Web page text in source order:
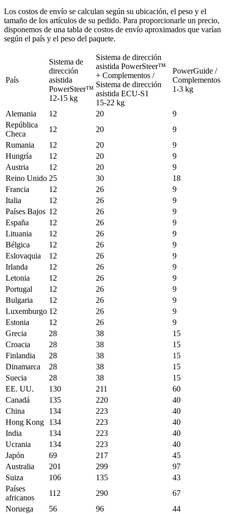
Los costos de envío se calculan según su ubicación, el peso y el
tamaño de los artículos de su pedido. Para proporcionarle un precio,
disponemos de una tabla de costos de envío aproximados que varían
según el país y el peso del paquete.
País
Sistema de
dirección
asistida
PowerSteer™
12-15 kg
Sistema de dirección
asistida PowerSteer™
+ Complementos /
Sistema de dirección
asistida ECU-S1
15-22 kg
PowerGuide /
Complementos
1-3 kg
Alemania 12 20
9
República
Checa
12 20
9
Rumania
12 20
9
Hungría
12 20
9
Austria
12 20
9
Reino Unido 25 30
18
Francia
12 26
9
Italia
12 26
9
Países Bajos 12 26
9
España
12 26
9
Lituania
12 26
9
Bélgica
12 26
9
Eslovaquia
12 26
9
Irlanda
12 26
9
Letonia
12 26
9
Portugal
12 26
9
Bulgaria
12 26
9
Luxemburgo 12 26
9
Estonia
12 26
9
Grecia
28 38
15
Croacia
28 38
15
Finlandia
28 38
15
Dinamarca
28 38
15
Suecia
28 38
15
EE. UU.
130 211
60
Canadá
135 220
40
China
134 223
40
Hong Kong
134 223
40
India
134 223
40
Ucrania
134 223
40
Japón
69 217
45
Australia
201 299
97
Suiza
106 135
43
Países
africanos
112 290
67
Noruega
56 96
44